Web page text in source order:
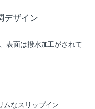
デザイン
表面は撥水加工がされて
ムなスリップイン